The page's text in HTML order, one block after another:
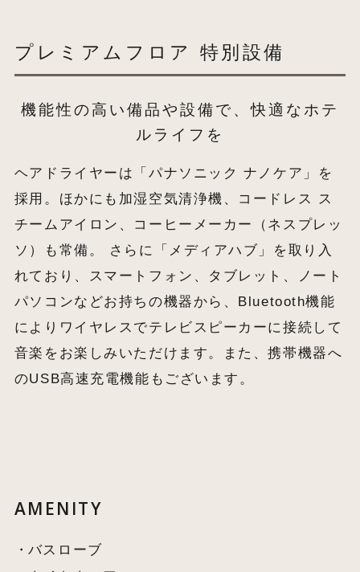
プレミアムフロア 特別設備
機能性の高い備品や設備で、快適なホテ
ルライフを
ヘアドライヤーは「パナソニック ナノケア」を
採用。ほかにも加湿空気清浄機、コードレス ス
チームアイロン、コーヒーメーカー（ネスプレッ
ソ）も常備。 さらに「メディアハブ」を取り入
れており、スマートフォン、タブレット、ノート
パソコンなどお持ちの機器から、Bluetooth機能
によりワイヤレスでテレビスピーカーに接続して
音楽をお楽しみいただけます。また、携帯機器へ
のUSB高速充電機能もございます。
AMENITY
バスローブ